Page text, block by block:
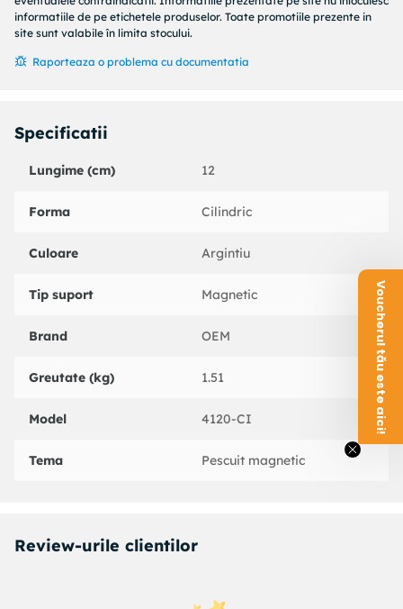
informatiile de pe etichetele produselor. Toate promotiile prezente in
site sunt valabile în limita stocului.
Raporteaza o problema cu documentatia
Specificatii
Lungime (cm) 12
Forma Cilindric
Culoare Argintiu
Tip suport Magnetic
Brand OEM
Greutate (kg) 1.51
Model 4120-CI
Tema Pescuit magnetic
Review-urile clientilor
Voucherul tău este aici!